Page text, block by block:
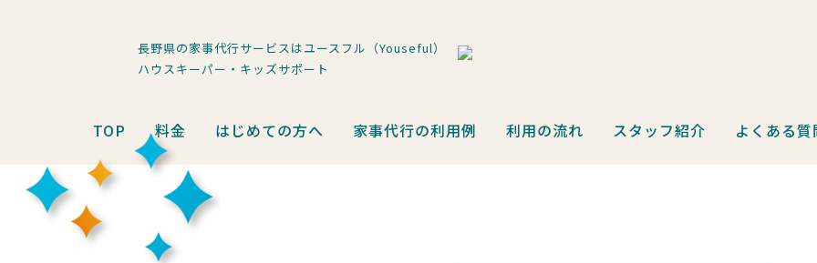
長野県の家事代行サービスはユースフル（Youseful）
ハウスキーパー・キッズサポート
TOP 料金 はじめての方へ 家事代行の利用例 利用の流れ スタッフ紹介 よくある質